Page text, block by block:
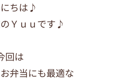
ちは♪
Ｙｕｕです♪
回は
弁当にも最適な